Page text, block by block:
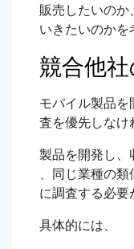
販売したいのか
いきたいのかを
競合他
モバイル製品を
査を優先しなけ
製品を開発し、
、同じ業種の
に調査する必要
具体的には、